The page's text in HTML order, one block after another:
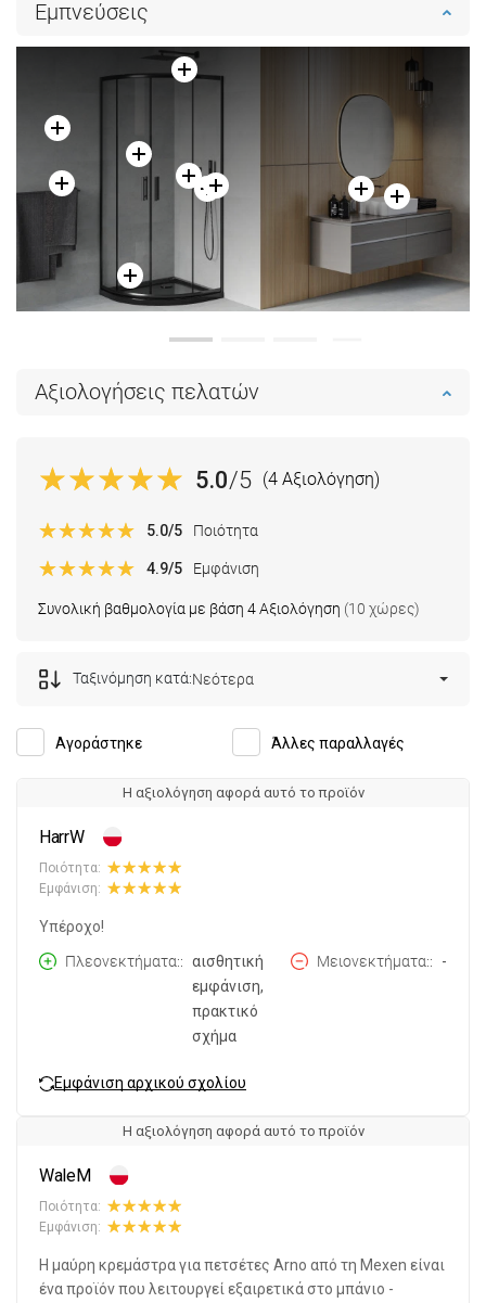
Εμπνεύσεις
Αξιολογήσεις πελατών
5.0/5 (4 Αξιολόγηση)
Συνολική βαθμολογία με βάση 4 Αξιολόγηση (10 χώρες)
5.0/5 Ποιότητα
4.9/5 Εμφάνιση
Αγοράστηκε Άλλες παραλλαγές
Ταξινόμηση κατά:Νεότερα
Η αξιολόγηση αφορά αυτό το προϊόν
HarrW
Ποιότητα:
Εμφάνιση:
Υπέροχο!
Πλεονεκτήματα:
αισθητική
εμφάνιση,
πρακτικό
σχήμα
Μειονεκτήματα: -
Εμφάνιση αρχικού σχολίου
Η αξιολόγηση αφορά αυτό το προϊόν
WaleM
Ποιότητα:
Εμφάνιση:
Η μαύρη κρεμάστρα για πετσέτες Arno από τη Mexen είναι
ένα προϊόν που λειτουργεί εξαιρετικά στο μπάνιο -